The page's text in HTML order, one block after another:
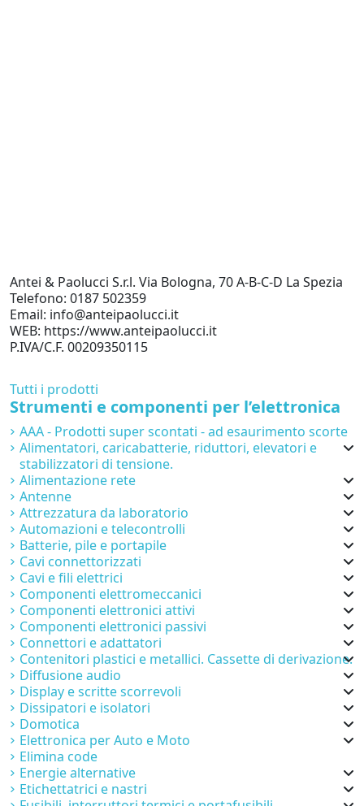
Antei & Paolucci S.r.l. Via Bologna, 70 A-B-C-D La Spezia
Telefono: 0187 502359
Email: info@anteipaolucci.it
WEB: https://www.anteipaolucci.it
P.IVA/C.F. 00209350115
Tutti i prodotti
Strumenti e componenti per l’elettronica
AAA - Prodotti super scontati - ad esaurimento scorte
Alimentatori, caricabatterie, riduttori, elevatori e
stabilizzatori di tensione.
Alimentazione rete
Antenne
Attrezzatura da laboratorio
Automazioni e telecontrolli
Batterie, pile e portapile
Cavi connettorizzati
Cavi e fili elettrici
Componenti elettromeccanici
Componenti elettronici attivi
Componenti elettronici passivi
Connettori e adattatori
Contenitori plastici e metallici. Cassette di derivazione.
Diffusione audio
Display e scritte scorrevoli
Dissipatori e isolatori
Domotica
Elettronica per Auto e Moto
Elimina code
Energie alternative
Etichettatrici e nastri